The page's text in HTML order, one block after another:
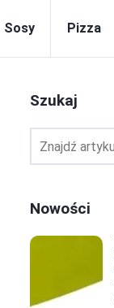
Sosy Pizza
Szukaj
Nowości